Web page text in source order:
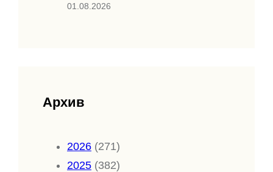
01.08.2026
Архив
2026 (271)
2025 (382)